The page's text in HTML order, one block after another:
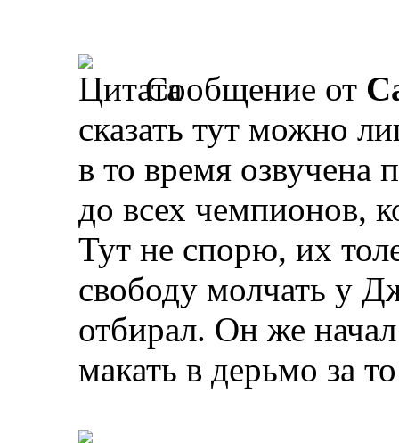
Сообщение от
сказать тут можно
в то время озвучена
до всех чемпионов,
Тут не спорю, их
свободу молчать у
отбирал. Он же
макать в дерьмо за